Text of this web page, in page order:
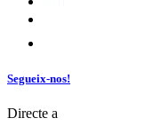
Segueix-nos!
Directe a